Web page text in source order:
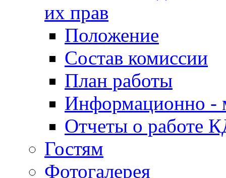
их прав
Положение
Состав комиссии
План работы
Информационно -
Отчеты о работе
Гостям
Фотогалерея